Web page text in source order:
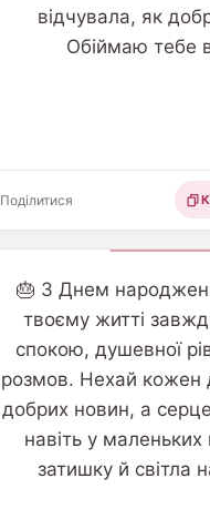
відчувала, як
Обіймаю тебе
Поділитися
🎂 З Днем
твоєму житті
спокою, душевної
розмов. Нехай кожен
добрих новин, а
навіть у
затишку й світла